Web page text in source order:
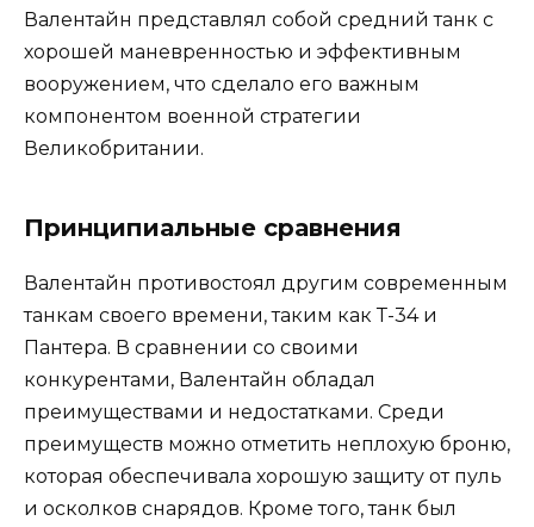
Валентайн представлял собой средний танк с
хорошей маневренностью и эффективным
вооружением, что сделало его важным
компонентом военной стратегии
Великобритании.
Принципиальные сравнения
Валентайн противостоял другим современным
танкам своего времени, таким как Т-34 и
Пантера. В сравнении со своими
конкурентами, Валентайн обладал
преимуществами и недостатками. Среди
преимуществ можно отметить неплохую броню,
которая обеспечивала хорошую защиту от пуль
и осколков снарядов. Кроме того, танк был